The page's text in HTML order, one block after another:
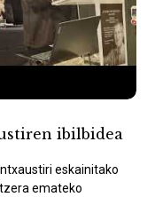
ibilbidea
eskainitako
emateko